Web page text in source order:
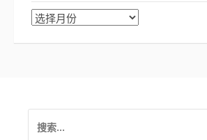
文
归
索：